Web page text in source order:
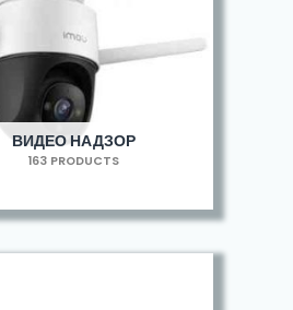
ВИДЕО НАДЗОР
163 PRODUCTS